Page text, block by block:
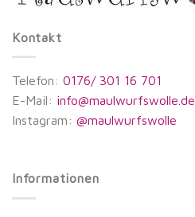
Kontakt
Telefon: 0176/ 301 16 701
E-Mail: info@maulwurfswolle.de
Instagram: @maulwurfswolle
Informationen